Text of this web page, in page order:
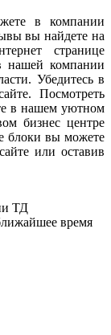
в компании
вы найдете на
странице
нашей компании
Убедитесь в
Посмотреть
в нашем уютном
бизнес центре
блоки вы можете
или оставив
ТД
время